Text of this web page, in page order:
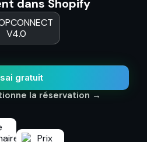
dans Shopify
V4.0
gratuit
la réservation →